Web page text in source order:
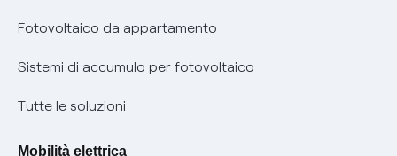
Parental Control – Navigazione sicura
Informazioni precontrattuali prodotti e servizi
Condizioni generali di contratto prodotti e servizi
Remit
Certificazioni
Nuove regole europee per la protezione dei dati
Offerte Placet non vulnerabili
Fotovoltaico da appartamento
Sistemi di accumulo per fotovoltaico
Tutte le soluzioni
Mobilità elettrica